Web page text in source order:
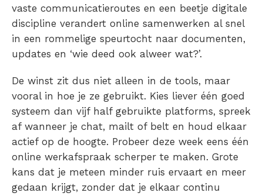
vaste communicatieroutes en een beetje digitale
discipline verandert online samenwerken al snel
in een rommelige speurtocht naar documenten,
updates en ‘wie deed ook alweer wat?’.
De winst zit dus niet alleen in de tools, maar
vooral in hoe je ze gebruikt. Kies liever één goed
systeem dan vijf half gebruikte platforms, spreek
af wanneer je chat, mailt of belt en houd elkaar
actief op de hoogte. Probeer deze week eens één
online werkafspraak scherper te maken. Grote
kans dat je meteen minder ruis ervaart en meer
gedaan krijgt, zonder dat je elkaar continu